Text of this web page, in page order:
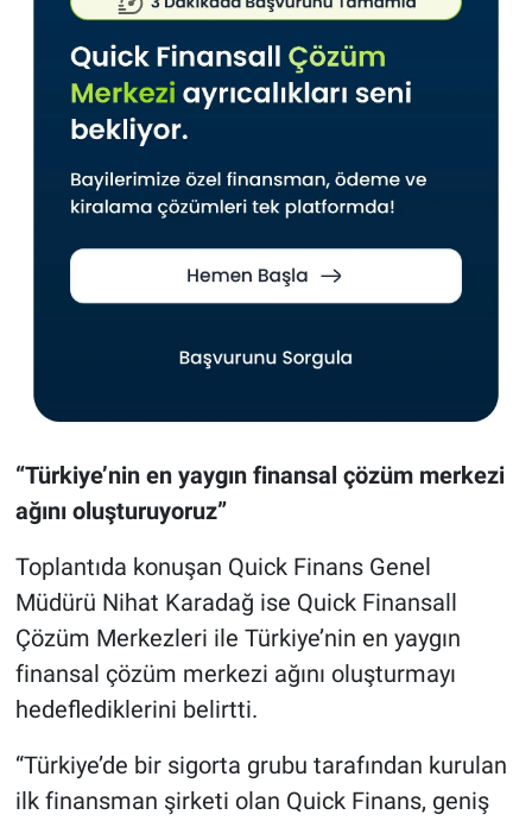
“Türkiye’nin en yaygın finansal çözüm merkezi
ağını oluşturuyoruz”
Toplantıda konuşan Quick Finans Genel
Müdürü Nihat Karadağ ise Quick Finansall
Çözüm Merkezleri ile Türkiye’nin en yaygın
finansal çözüm merkezi ağını oluşturmayı
hedeflediklerini belirtti.
“Türkiye’de bir sigorta grubu tarafından kurulan
ilk finansman şirketi olan Quick Finans, geniş